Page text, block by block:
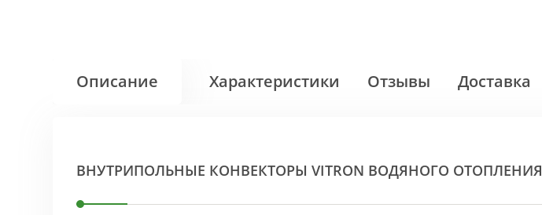
Описание Характеристики Отзывы Доставка
ВНУТРИПОЛЬНЫЕ КОНВЕКТОРЫ VITRON ВОДЯНОГО ОТОПЛЕНИЯ